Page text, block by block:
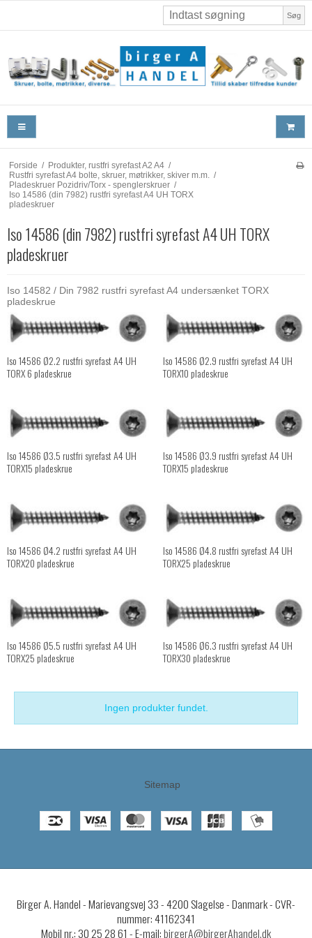
Søg
Forside / Produkter, rustfri syrefast A2 A4 /
Rustfri syrefast A4 bolte, skruer, møtrikker, skiver m.m. /
Pladeskruer Pozidriv/Torx - spenglerskruer /
Iso 14586 (din 7982) rustfri syrefast A4 UH TORX
pladeskruer
Iso 14586 (din 7982) rustfri syrefast A4 UH TORX
pladeskruer
Iso 14582 / Din 7982 rustfri syrefast A4 undersænket TORX
pladeskrue
Iso 14586 Ø2.2 rustfri syrefast A4 UH
TORX 6 pladeskrue
Iso 14586 Ø2.9 rustfri syrefast A4 UH
TORX10 pladeskrue
Iso 14586 Ø3.5 rustfri syrefast A4 UH
TORX15 pladeskrue
Iso 14586 Ø3.9 rustfri syrefast A4 UH
TORX15 pladeskrue
Iso 14586 Ø4.2 rustfri syrefast A4 UH
TORX20 pladeskrue
Iso 14586 Ø4.8 rustfri syrefast A4 UH
TORX25 pladeskrue
Iso 14586 Ø5.5 rustfri syrefast A4 UH
TORX25 pladeskrue
Iso 14586 Ø6.3 rustfri syrefast A4 UH
TORX30 pladeskrue
Ingen produkter fundet.
Sitemap
Birger A. Handel - Marievangsvej 33 - 4200 Slagelse - Danmark - CVR-
nummer: 41162341
Mobil nr.: 30 25 28 61 - E-mail:birgerA@birgerAhandel.dk